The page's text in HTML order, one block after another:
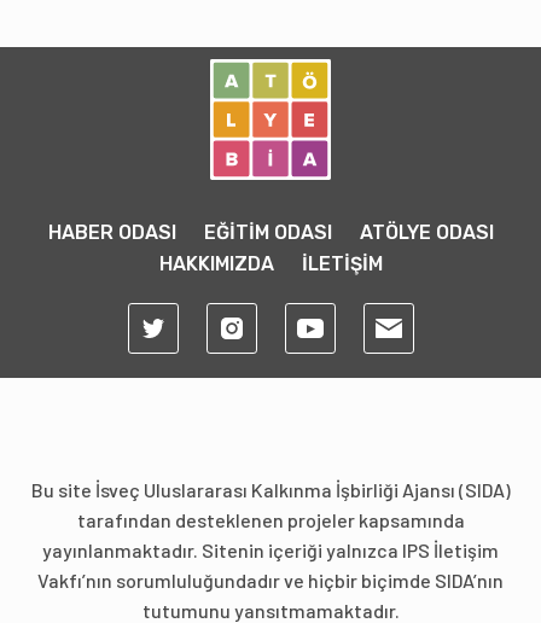
HABER ODASI EĞİTİM ODASI
ATÖLYE ODASI
HAKKIMIZDA
İLETİŞİM
Bu site İsveç Uluslararası Kalkınma İşbirliği Ajansı (SIDA)
tarafından desteklenen projeler kapsamında
yayınlanmaktadır. Sitenin içeriği yalnızca IPS İletişim
Vakfı’nın sorumluluğundadır ve hiçbir biçimde SIDA’nın
tutumunu yansıtmamaktadır.